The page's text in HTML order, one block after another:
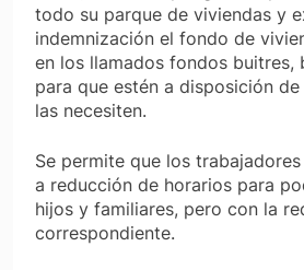
todo su parque de viviendas y
indemnización el fondo de
en los llamados fondos buitres,
para que estén a disposición
las necesiten.
Se permite que los
a reducción de horarios para
hijos y familiares, pero con la
correspondiente.